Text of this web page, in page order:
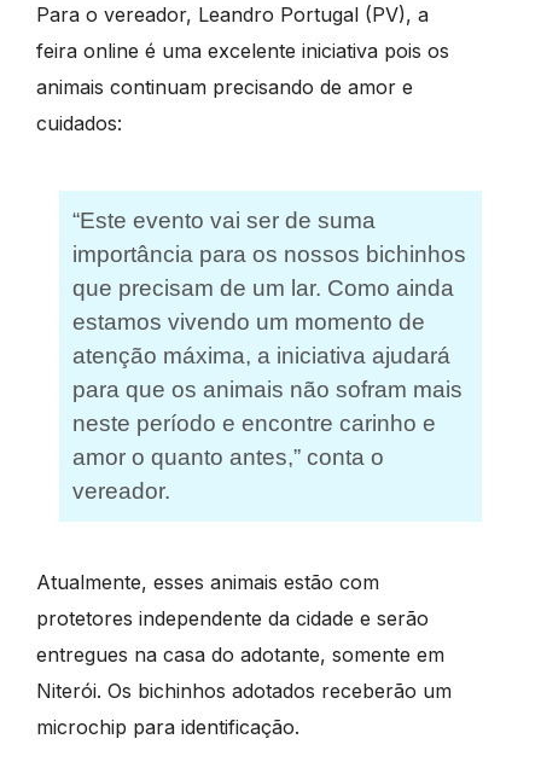
Para o vereador, Leandro Portugal (PV), a
feira online é uma excelente iniciativa pois os
animais continuam precisando de amor e
cuidados:
“Este evento vai ser de suma
importância para os nossos bichinhos
que precisam de um lar. Como ainda
estamos vivendo um momento de
atenção máxima, a iniciativa ajudará
para que os animais não sofram mais
neste período e encontre carinho e
amor o quanto antes,” conta o
vereador.
Atualmente, esses animais estão com
protetores independente da cidade e serão
entregues na casa do adotante, somente em
Niterói. Os bichinhos adotados receberão um
microchip para identificação.